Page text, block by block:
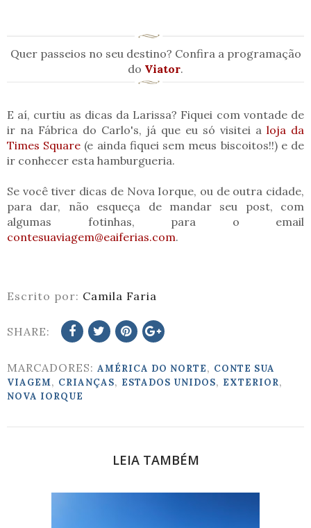
Quer passeios no seu destino? Confira a programação
do Viator.
E aí, curtiu as dicas da Larissa? Fiquei com vontade de
ir na Fábrica do Carlo's, já que eu só visitei a loja da
Times Square (e ainda fiquei sem meus biscoitos!!) e de
ir conhecer esta hamburgueria.
Se você tiver dicas de Nova Iorque, ou de outra cidade,
para dar, não esqueça de mandar seu post, com
algumas fotinhas, para o email
contesuaviagem@eaiferias.com.
Escrito por: Camila Faria
SHARE:
MARCADORES: AMÉRICA DO NORTE, CONTE SUA
VIAGEM, CRIANÇAS, ESTADOS UNIDOS, EXTERIOR,
NOVA IORQUE
LEIA TAMBÉM